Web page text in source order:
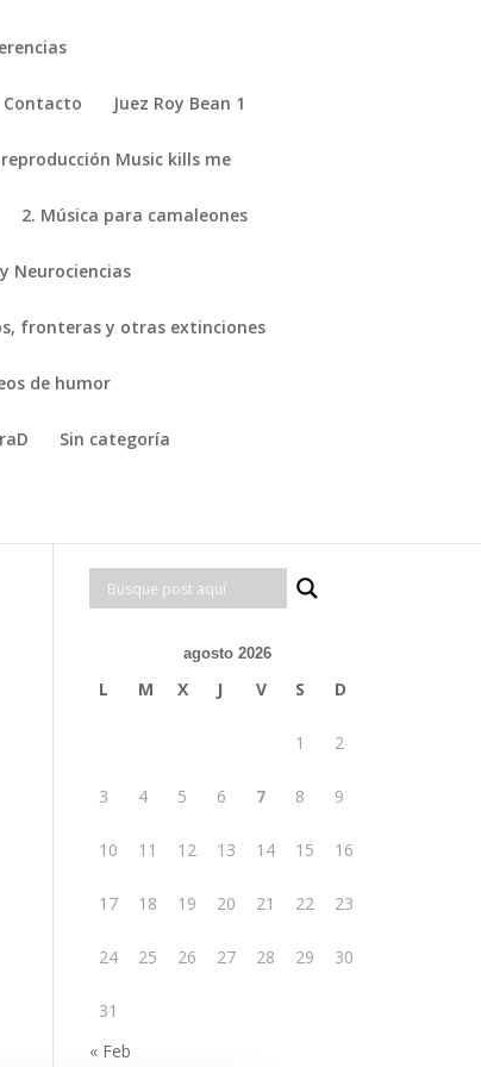
Contacto Juez Roy Bean 1
Music kills me
2. Música para camaleones
Neurociencias
fronteras y otras extinciones
de humor
Sin categoría
agosto 2026
L M X J V S D
1 2
3 4 5 6 7 8 9
10 11 12 13 14 15 16
17 18 19 20 21 22 23
24 25 26 27 28 29 30
31
« Feb